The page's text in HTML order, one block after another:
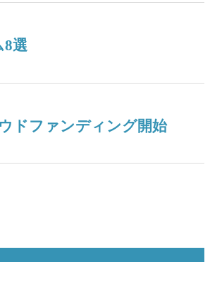
8選
ドファンディング開始